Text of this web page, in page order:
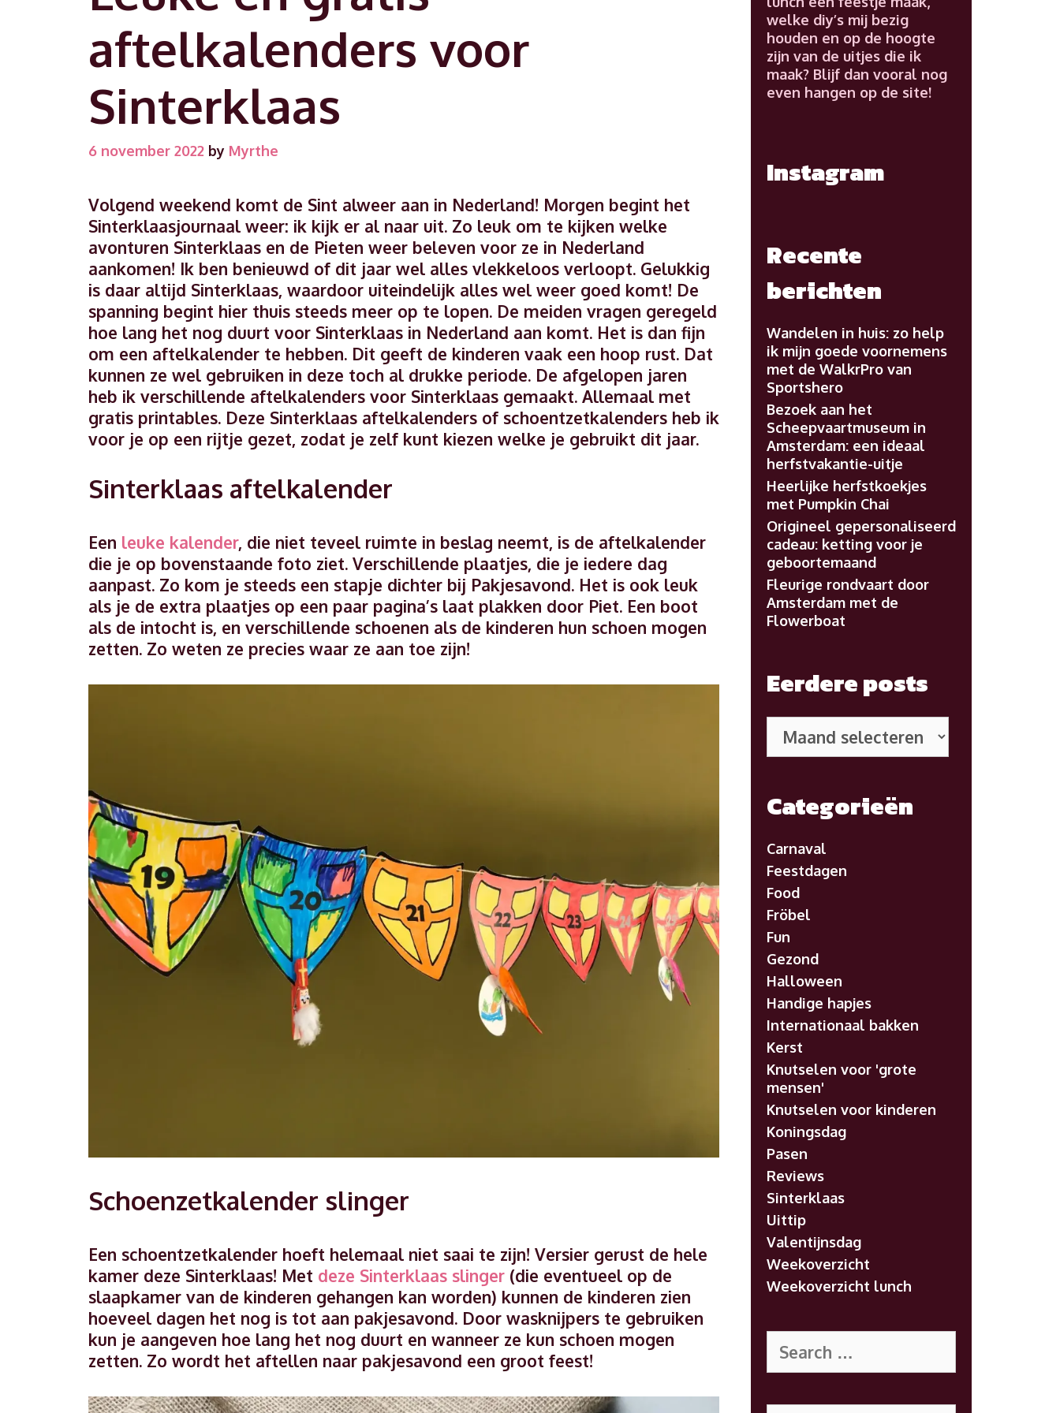
aftelkalenders voor
Sinterklaas
6 november 2022 by Myrthe
Volgend weekend komt de Sint alweer aan in Nederland! Morgen begint het
Sinterklaasjournaal weer: ik kijk er al naar uit. Zo leuk om te kijken welke
avonturen Sinterklaas en de Pieten weer beleven voor ze in Nederland
aankomen! Ik ben benieuwd of dit jaar wel alles vlekkeloos verloopt. Gelukkig
is daar altijd Sinterklaas, waardoor uiteindelijk alles wel weer goed komt! De
spanning begint hier thuis steeds meer op te lopen. De meiden vragen geregeld
hoe lang het nog duurt voor Sinterklaas in Nederland aan komt. Het is dan fijn
om een aftelkalender te hebben. Dit geeft de kinderen vaak een hoop rust. Dat
kunnen ze wel gebruiken in deze toch al drukke periode. De afgelopen jaren
heb ik verschillende aftelkalenders voor Sinterklaas gemaakt. Allemaal met
gratis printables. Deze Sinterklaas aftelkalenders of schoentzetkalenders heb ik
voor je op een rijtje gezet, zodat je zelf kunt kiezen welke je gebruikt dit jaar.
Sinterklaas aftelkalender
Een leuke kalender, die niet teveel ruimte in beslag neemt, is de aftelkalender
die je op bovenstaande foto ziet. Verschillende plaatjes, die je iedere dag
aanpast. Zo kom je steeds een stapje dichter bij Pakjesavond. Het is ook leuk
als je de extra plaatjes op een paar pagina’s laat plakken door Piet. Een boot
als de intocht is, en verschillende schoenen als de kinderen hun schoen mogen
zetten. Zo weten ze precies waar ze aan toe zijn!
Schoenzetkalender slinger
Een schoentzetkalender hoeft helemaal niet saai te zijn! Versier gerust de hele
kamer deze Sinterklaas! Met deze Sinterklaas slinger (die eventueel op de
slaapkamer van de kinderen gehangen kan worden) kunnen de kinderen zien
hoeveel dagen het nog is tot aan pakjesavond. Door wasknijpers te gebruiken
kun je aangeven hoe lang het nog duurt en wanneer ze kun schoen mogen
zetten. Zo wordt het aftellen naar pakjesavond een groot feest!
welke diy’s mij bezig
houden en op de hoogte
zijn van de uitjes die ik
maak? Blijf dan vooral nog
even hangen op de site!
Instagram
Recente
berichten
Wandelen in huis: zo help
ik mijn goede voornemens
met de WalkrPro van
Sportshero
Bezoek aan het
Scheepvaartmuseum in
Amsterdam: een ideaal
herfstvakantie-uitje
Heerlijke herfstkoekjes
met Pumpkin Chai
Origineel gepersonaliseerd
cadeau: ketting voor je
geboortemaand
Fleurige rondvaart door
Amsterdam met de
Flowerboat
Eerdere posts
posts
Categorieën
Carnaval
Feestdagen
Food
Fröbel
Fun
Gezond
Halloween
Handige hapjes
Internationaal bakken
Kerst
Knutselen voor 'grote
mensen'
Knutselen voor kinderen
Koningsdag
Pasen
Reviews
Sinterklaas
Uittip
Valentijnsdag
Weekoverzicht
Weekoverzicht lunch
for: